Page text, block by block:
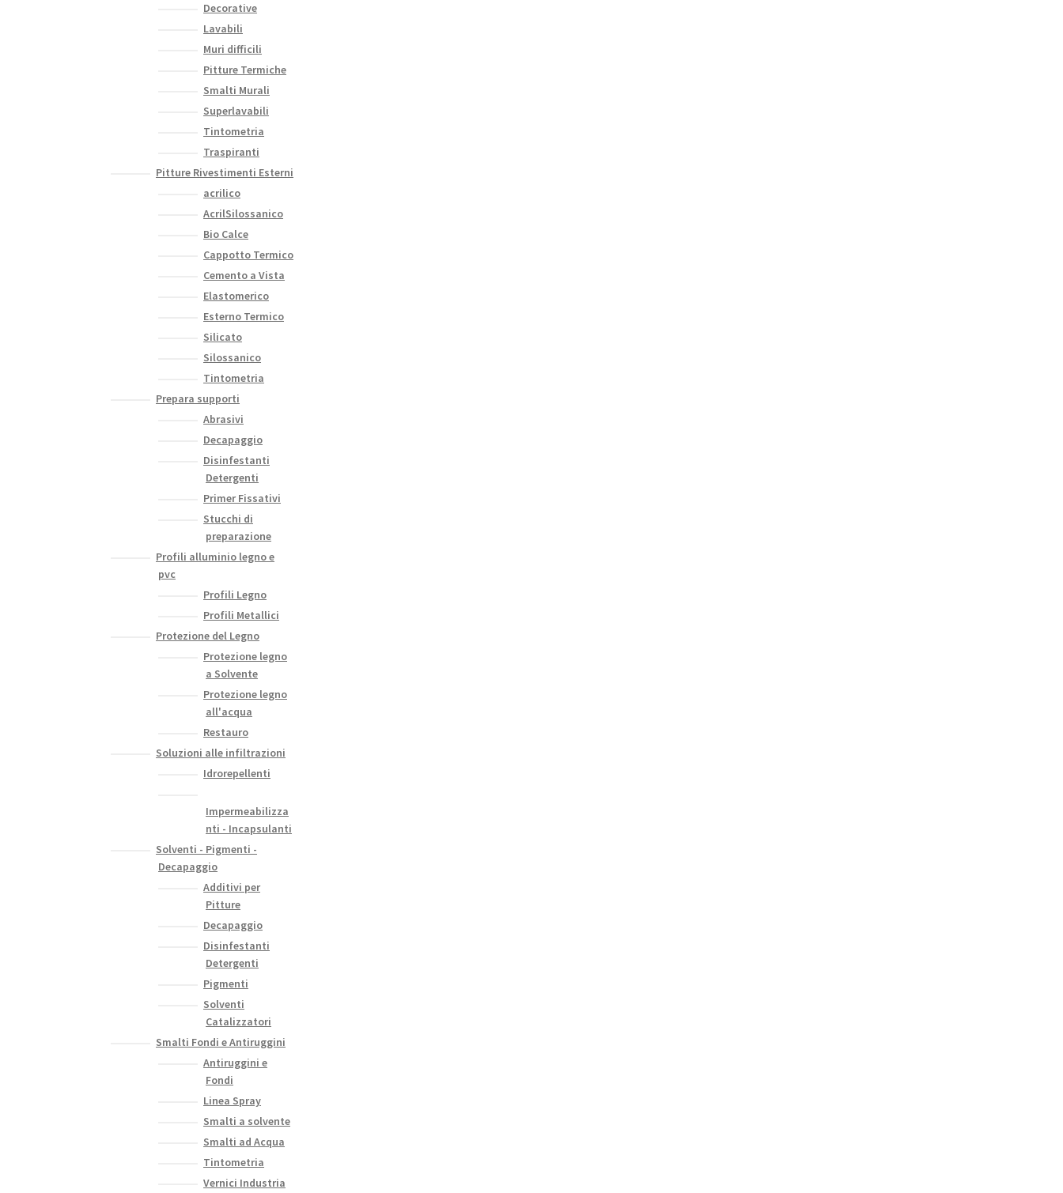
Decorative
Lavabili
Muri difficili
Pitture Termiche
Smalti Murali
Superlavabili
Tintometria
Traspiranti
Pitture Rivestimenti Esterni
acrilico
AcrilSilossanico
Bio Calce
Cappotto Termico
Cemento a Vista
Elastomerico
Esterno Termico
Silicato
Silossanico
Tintometria
Prepara supporti
Abrasivi
Decapaggio
Disinfestanti
Detergenti
Primer Fissativi
Stucchi di
preparazione
Profili alluminio legno e
pvc
Profili Legno
Profili Metallici
Protezione del Legno
Protezione legno
a Solvente
Protezione legno
all'acqua
Restauro
Soluzioni alle infiltrazioni
Idrorepellenti
Impermeabilizza
nti - Incapsulanti
Solventi - Pigmenti -
Decapaggio
Additivi per
Pitture
Decapaggio
Disinfestanti
Detergenti
Pigmenti
Solventi
Catalizzatori
Smalti Fondi e Antiruggini
Antiruggini e
Fondi
Linea Spray
Smalti a solvente
Smalti ad Acqua
Tintometria
Vernici Industria